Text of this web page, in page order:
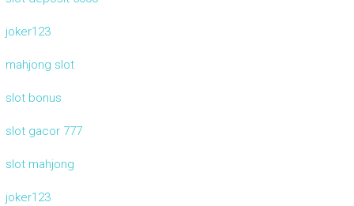
joker123
mahjong slot
slot bonus
slot gacor 777
slot mahjong
joker123